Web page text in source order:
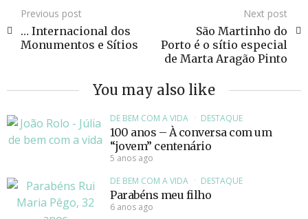
Previous post
… Internacional dos
Monumentos e Sítios
Next post
São Martinho do
Porto é o sítio especial
de Marta Aragão Pinto
You may also like
DE BEM COM A VIDA DESTAQUE
100 anos – À conversa com um
“jovem” centenário
5 anos ago
DE BEM COM A VIDA
DESTAQUE
Parabéns meu filho
6 anos ago